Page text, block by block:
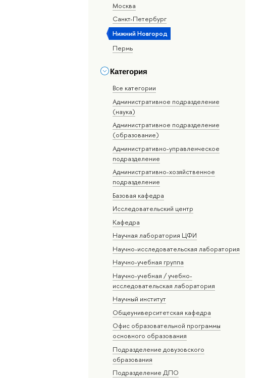
Москва
Санкт-Петербург
Нижний Новгород
Пермь
Категория
Все категории
Административное подразделение
(наука)
Административное подразделение
(образование)
Административно-управленческое
подразделение
Административно-хозяйственное
подразделение
Базовая кафедра
Исследовательский центр
Кафедра
Научная лаборатория ЦФИ
Научно-исследовательская лаборатория
Научно-учебная группа
Научно-учебная / учебно-
исследовательская лаборатория
Научный институт
Общеуниверситетская кафедра
Офис образовательной программы
основного образования
Подразделение довузовского
образования
Подразделение ДПО